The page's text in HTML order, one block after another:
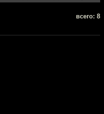
всего: 8